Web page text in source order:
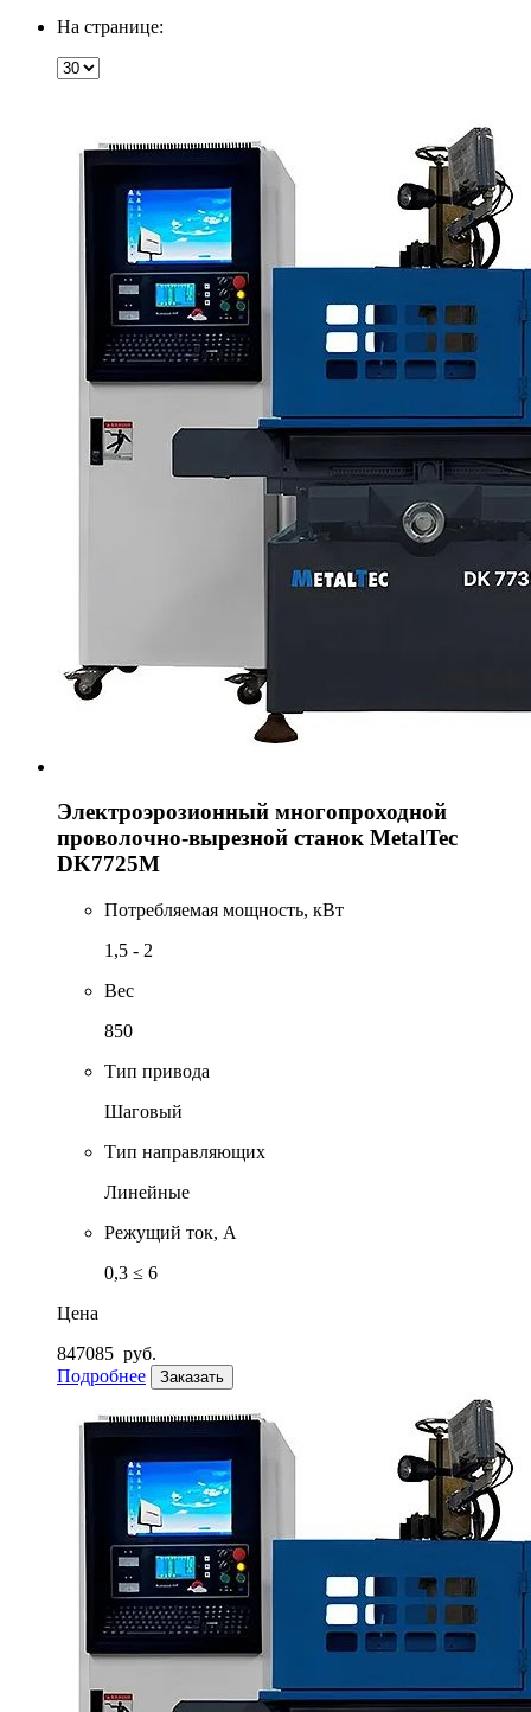
На странице:
Электроэрозионный многопроходной
проволочно-вырезной станок MetalTec
DK7725М
Потребляемая мощность, кВт
1,5 - 2
Вес
850
Тип привода
Шаговый
Тип направляющих
Линейные
Режущий ток, А
0,3 ≤ 6
Цена
847085 руб.
Подробнее
Заказать